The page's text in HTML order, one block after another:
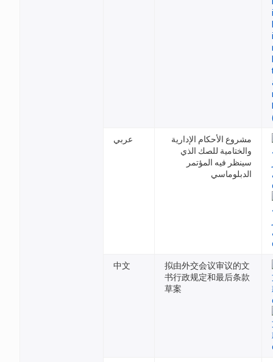
عربي
مشروع الأحكام الإدارية
والختامية للصك الذي
سينظر فيه المؤتمر
الدبلوماسي
中文
拟由外交会议审议的文
书行政规定和最后条款
草案